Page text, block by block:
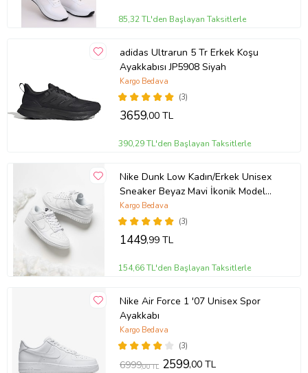
85,32 TL'den Başlayan Taksitlerle
adidas Ultrarun 5 Tr Erkek Koşu
Ayakkabısı JP5908 Siyah
(3)
Kargo Bedava
3659,00 TL
390,29 TL'den Başlayan Taksitlerle
Nike Dunk Low Kadın/Erkek Unisex
Sneaker Beyaz Mavi İkonik Model
10+ Renk Seçeneği (Beyaz)
(3)
Kargo Bedava
1449,99 TL
154,66 TL'den Başlayan Taksitlerle
Nike Air Force 1 '07 Unisex Spor
Ayakkabı
(3)
Kargo Bedava
6999,00 TL 2599,00 TL